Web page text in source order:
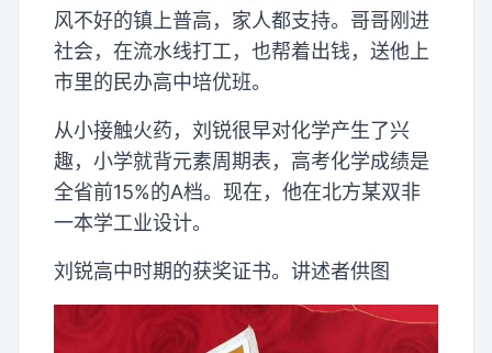
风不好的镇上普高，家人都支持。哥哥刚进
社会，在流水线打工，也帮着出钱，送他上
市里的民办高中培优班。
从小接触火药，刘锐很早对化学产生了兴
趣，小学就背元素周期表，高考化学成绩是
全省前15%的A档。现在，他在北方某双非
一本学工业设计。
刘锐高中时期的获奖证书。讲述者供图